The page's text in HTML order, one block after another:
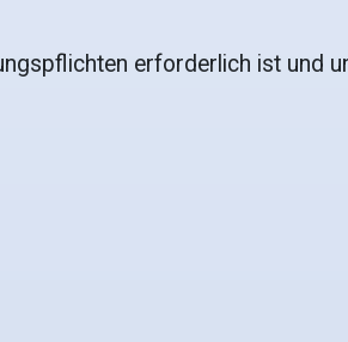
erforderlich ist und